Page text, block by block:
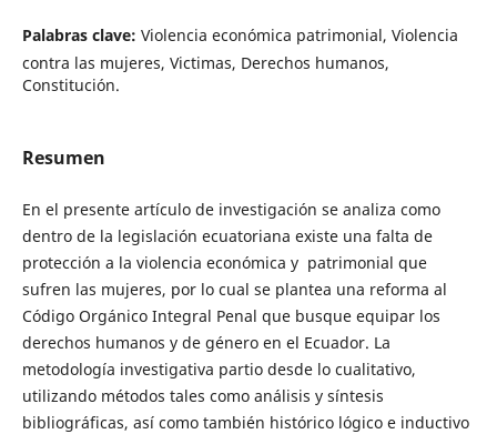
Palabras clave: Violencia económica patrimonial, Violencia
contra las mujeres, Victimas, Derechos humanos,
Constitución.
Resumen
En el presente artículo de investigación se analiza como
dentro de la legislación ecuatoriana existe una falta de
protección a la violencia económica y patrimonial que
sufren las mujeres, por lo cual se plantea una reforma al
Código Orgánico Integral Penal que busque equipar los
derechos humanos y de género en el Ecuador. La
metodología investigativa partio desde lo cualitativo,
utilizando métodos tales como análisis y síntesis
bibliográficas, así como también histórico lógico e inductivo